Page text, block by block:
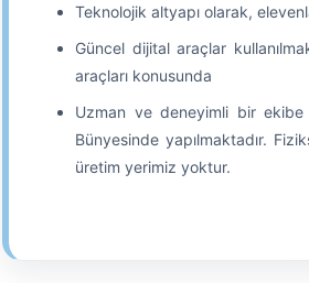
Teknolojik altyapı olarak,
Güncel dijital araçlar
araçları konusunda
Uzman ve deneyimli bir ekibe
Bünyesinde yapılmaktadır.
üretim yerimiz yoktur.